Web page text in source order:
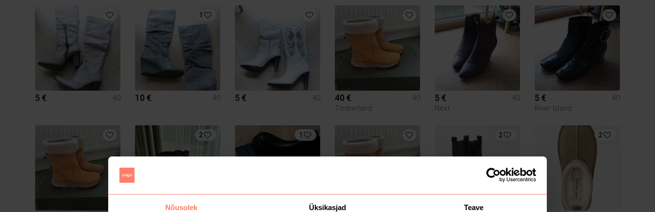
Nõusolek Üksikasjad Teave
5 € 40
1
10 € 40 5 € 40 40 €
40
Timberland
5 €
40
Next
5 €
40
River Island
2 1 2 2